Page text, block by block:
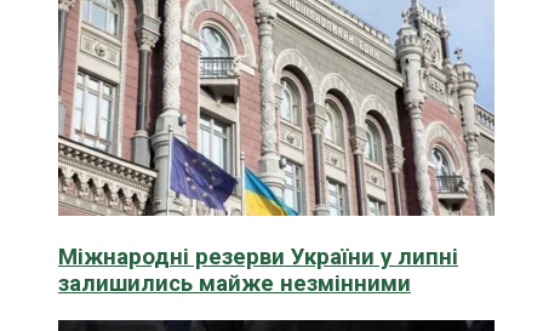
Міжнародні резерви України у липні
залишились майже незмінними